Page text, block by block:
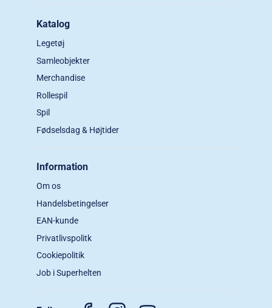
Katalog
Legetøj
Samleobjekter
Merchandise
Rollespil
Spil
Fødselsdag & Højtider
Information
Om os
Handelsbetingelser
EAN-kunde
Privatlivspolitk
Cookiepolitik
Job i Superhelten